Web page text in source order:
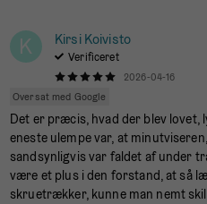
K Kirsi Koivisto
Verificeret
2026-04-16
Oversat med Google
Det er præcis, hvad der blev lovet,
eneste ulempe var, at
sandsynligvis var faldet af under
være et plus i den forstand, at så
skruetrækker, kunne man nemt